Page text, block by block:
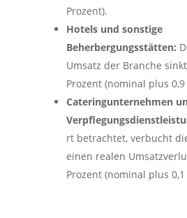
Prozent).
Hotels und sonstige
Beherbergungsstätten:
Umsatz der Branche
Prozent (nominal plus 0,9
Cateringunternehmen
rt betrachtet, verbucht
einen realen
Prozent (nominal plus 0,1